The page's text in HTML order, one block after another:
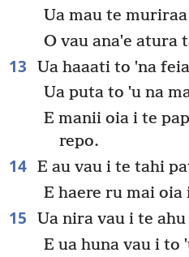
Ua mau te muriraa
O vau anaˈe atura
13 Ua haaati to ˈna feia
Ua puta to ˈu na
E manii oia i te
repo.
14 E au vau i te tahi
E haere ru mai oia
15 Ua nira vau i te
E ua huna vau i to